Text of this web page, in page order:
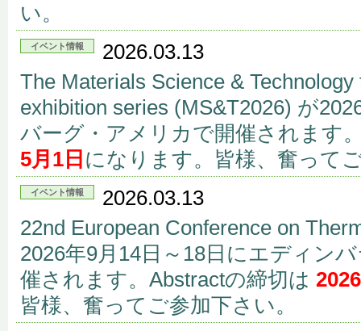
い。
イベント情報
2026.03.13
The Materials Science &
exhibition series (MS&T2026) が
バーグ・アメリカで開催されます
5月1日 になります。皆様、奮って
イベント情報
2026.03.13
22nd European Conference on
2026年9月14日～18日にエディン
催されます。Abstractの締切は
皆様、奮ってご参加下さい。